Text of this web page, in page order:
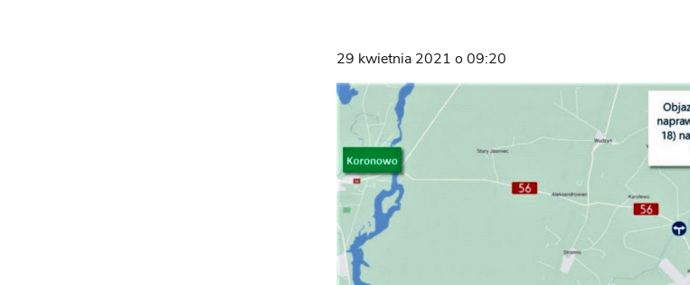
29 kwietnia 2021 o 09:20